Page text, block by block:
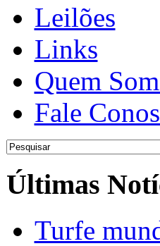
Leilões
Links
Quem
Fale
Últimas
Turfe